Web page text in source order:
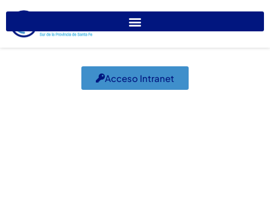
Acceso Intranet